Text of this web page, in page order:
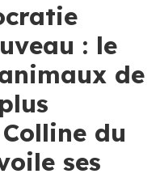
: le
de
du
ses